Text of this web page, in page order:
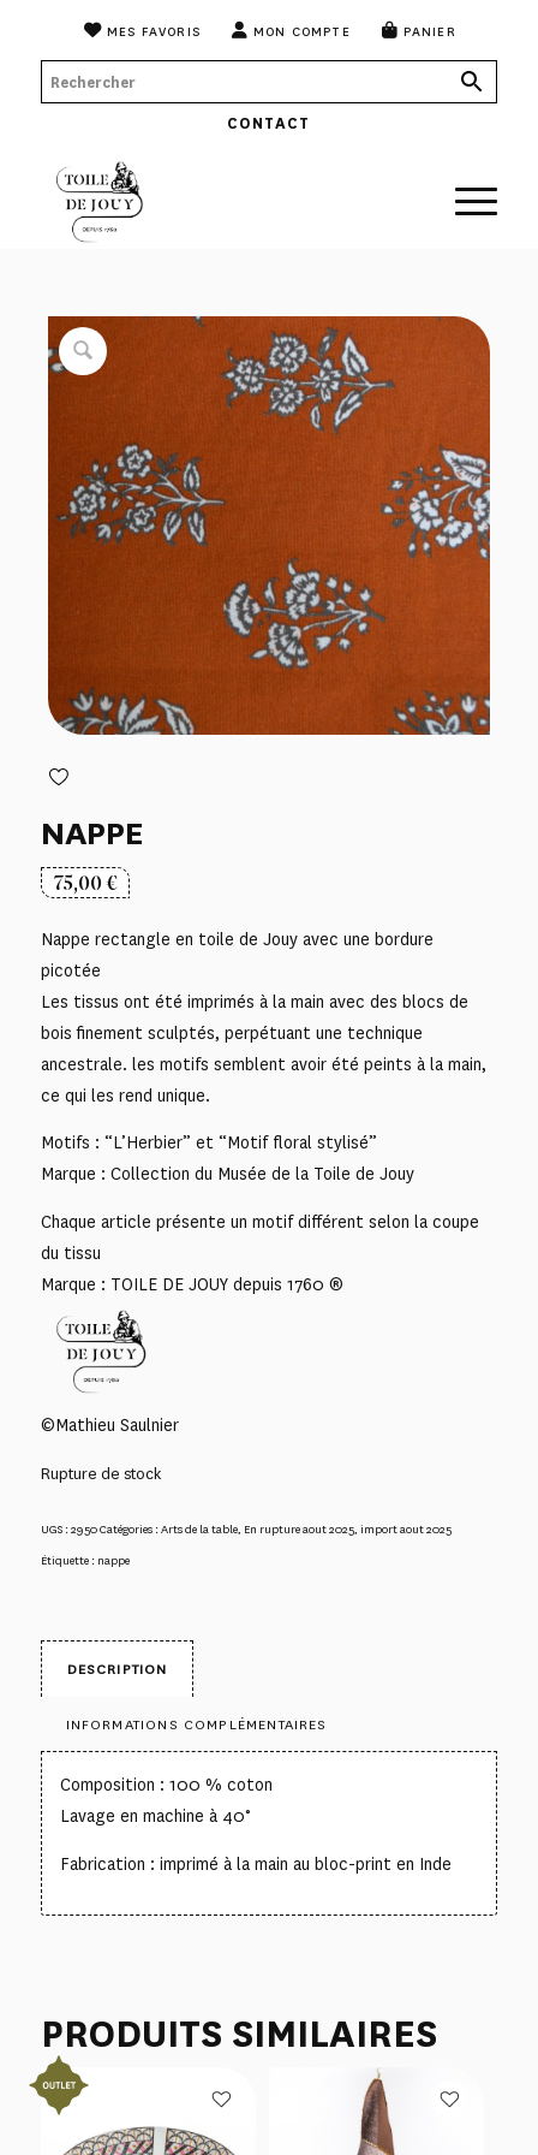
MES FAVORIS MON COMPTE PANIER
CONTACT
NAPPE
75,00€
Nappe rectangle en toile de Jouy avec une bordure
picotée
Les tissus ont été imprimés à la main avec des blocs de
bois finement sculptés, perpétuant une technique
ancestrale. les motifs semblent avoir été peints à la main,
ce qui les rend unique.
Motifs : “L’Herbier” et “Motif floral stylisé”
Marque : Collection du Musée de la Toile de Jouy
Chaque article présente un motif différent selon la coupe
du tissu
Marque : TOILE DE JOUY depuis 1760 ®
©Mathieu Saulnier
Rupture de stock
UGS :2950Catégories :Arts de la table, En rupture aout 2025, import aout 2025
Étiquette : nappe
DESCRIPTION
INFORMATIONS COMPLÉMENTAIRES
Composition : 100 % coton
Lavage en machine à 40°
Fabrication : imprimé à la main au bloc-print en Inde
PRODUITS SIMILAIRES